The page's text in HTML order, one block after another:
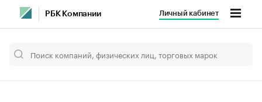
РБК Компании Личный кабинет